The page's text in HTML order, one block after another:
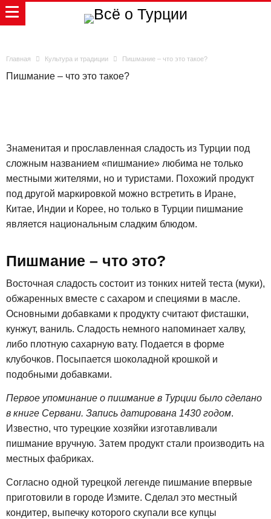
Главная Культура и традиции Пишмание – что это такое?
Пишмание – что это такое?
Знаменитая и прославленная сладость из Турции под
сложным названием «пишмание» любима не только
местными жителями, но и туристами. Похожий продукт
под другой маркировкой можно встретить в Иране,
Китае, Индии и Корее, но только в Турции пишмание
является национальным сладким блюдом.
Пишмание – что это?
Восточная сладость состоит из тонких нитей теста (муки),
обжаренных вместе с сахаром и специями в масле.
Основными добавками к продукту считают фисташки,
кунжут, ваниль. Сладость немного напоминает халву,
либо плотную сахарную вату. Подается в форме
клубочков. Посыпается шоколадной крошкой и
подобными добавками.
Первое упоминание о пишмание в Турции было сделано
в книге Сервани. Запись датирована 1430 годом.
Известно, что турецкие хозяйки изготавливали
пишмание вручную. Затем продукт стали производить на
местных фабриках.
Согласно одной турецкой легенде пишмание впервые
приготовили в городе Измите. Сделал это местный
кондитер, выпечку которого скупали все купцы